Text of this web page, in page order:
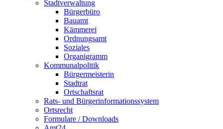
Stadtverwaltung
Bürgerbüro
Bauamt
Kämmerei
Ordnungsamt
Soziales
Organigramm
Kommunalpolitik
Bürgermeisterin
Stadtrat
Ortschaftsrat
Rats- und Bürgerinformationssystem
Ortsrecht
Formulare / Downloads